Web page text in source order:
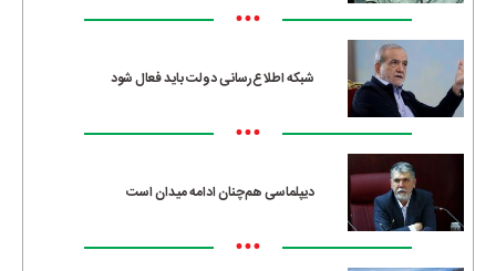
•••
شبکه اطلاع‌رسانی دولت باید فعال شود
•••
دیپلماسی هم‌چنان ادامه میدان است
•••